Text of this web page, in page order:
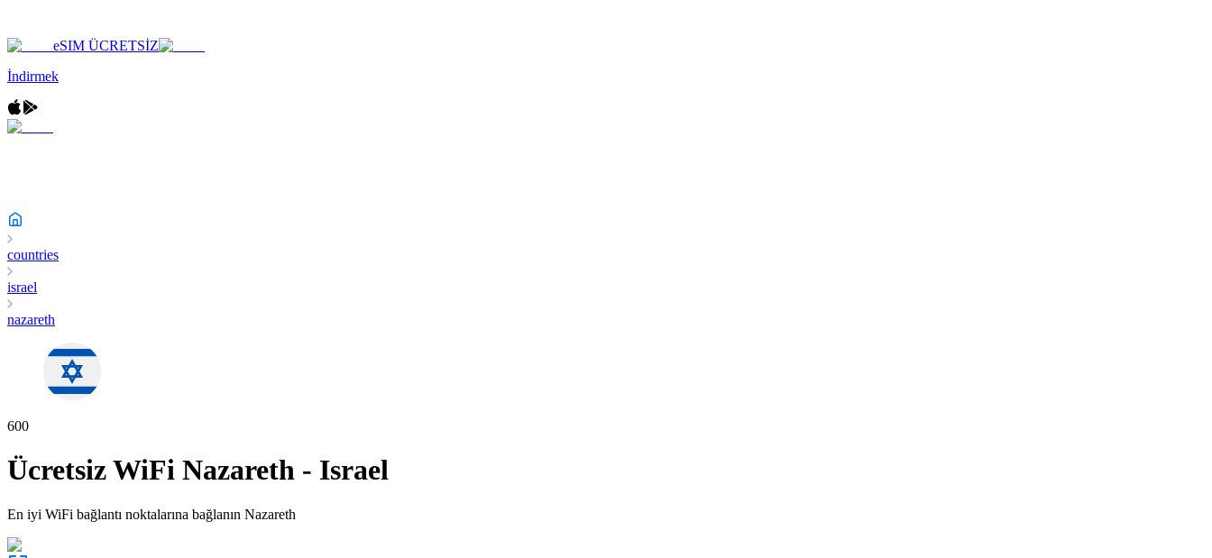
eSIM ÜCRETSİZ
İndirmek
countries
israel
nazareth
600
Ücretsiz WiFi Nazareth - Israel
En iyi WiFi bağlantı noktalarına bağlanın Nazareth